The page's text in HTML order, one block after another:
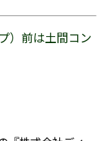
）前は土間コン